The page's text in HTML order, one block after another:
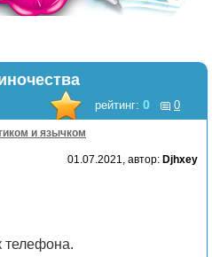
рейтинг: 0 0
и язычком
01.07.2021, автор: Djhxey
телефона.